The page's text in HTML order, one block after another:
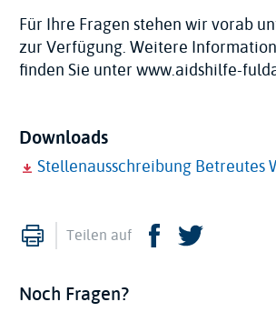
Für Ihre Fragen stehen wir vorab
zur Verfügung. Weitere
finden Sie unterwww.aidshilfe-
Downloads
Stellenausschreibung Betreutes
Drucken
Teilen auf Facebook
Noch Fragen?